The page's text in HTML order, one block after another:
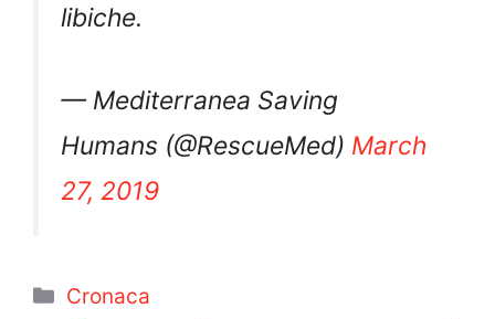
libiche.
— Mediterranea Saving
Humans (@RescueMed) March
27, 2019
Categorie
Cronaca